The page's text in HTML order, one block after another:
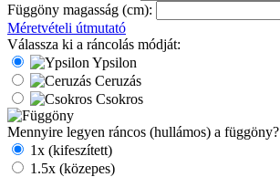
Függöny magasság (cm):
Méretvételi útmutató
Válassza ki a ráncolás módját:
Ypsilon
Ceruzás
Csokros
Mennyire legyen ráncos (hullámos) a függöny?
1x (kifeszített)
1.5x (közepes)